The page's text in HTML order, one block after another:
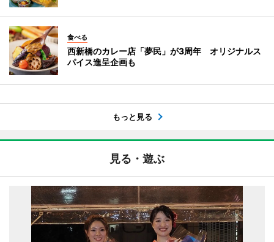
食べる
西新橋のカレー店「夢民」が3周年 オリジナルス
パイス進呈企画も
もっと見る
見る・遊ぶ